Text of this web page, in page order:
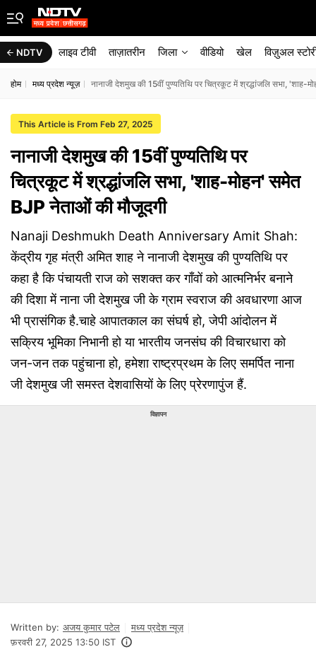
NDTV लाइव टीवी ताज़ातरीन जिला वीडियो खेल विज़ुअल
होम मध्य प्रदेश न्यूज़ नानाजी देशमुख की 15वीं पुण्यतिथि पर चित्रकूट में श्रद्धांजलि सभा, 'शाह-
This Article is From Feb 27, 2025
नानाजी देशमुख की 15वीं पुण्यतिथि पर
चित्रकूट में श्रद्धांजलि सभा, 'शाह-मोहन' समेत
BJP नेताओं की मौजूदगी
Nanaji Deshmukh Death Anniversary Amit Shah:
केंद्रीय गृह मंत्री अमित शाह ने नानाजी देशमुख की पुण्यतिथि पर
कहा है कि पंचायती राज को सशक्त कर गाँवों को आत्मनिर्भर बनाने
की दिशा में नाना जी देशमुख जी के ग्राम स्वराज की अवधारणा आज
भी प्रासंगिक है.चाहे आपातकाल का संघर्ष हो, जेपी आंदोलन में
सक्रिय भूमिका निभानी हो या भारतीय जनसंघ की विचारधारा को
जन-जन तक पहुंचाना हो, हमेशा राष्ट्रप्रथम के लिए समर्पित नाना
जी देशमुख जी समस्त देशवासियों के लिए प्रेरणापुंज हैं.
विज्ञापन
Written by: अजय कुमार पटेल
मध्य प्रदेश न्यूज़
फ़रवरी 27, 2025 13:50 IST